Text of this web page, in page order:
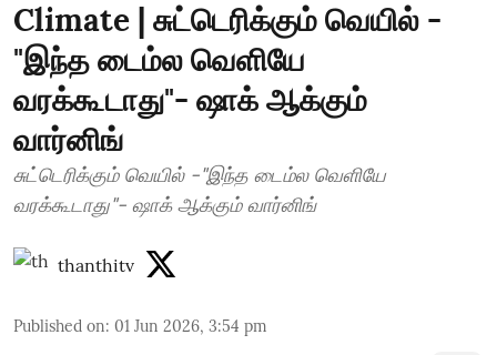
Climate | சுட்டெரிக்கும் வெயில் -
"இந்த டைம்ல வெளியே
வரக்கூடாது"- ஷாக் ஆக்கும்
வார்னிங்
சுட்டெரிக்கும் வெயில் -"இந்த டைம்ல வெளியே
வரக்கூடாது"- ஷாக் ஆக்கும் வார்னிங்
thanthitv
Published on: 01 Jun 2026, 3:54 pm